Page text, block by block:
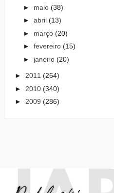
► maio (38)
► abril (13)
► março (20)
► fevereiro (15)
► janeiro (20)
► 2011 (264)
► 2010 (340)
► 2009 (286)